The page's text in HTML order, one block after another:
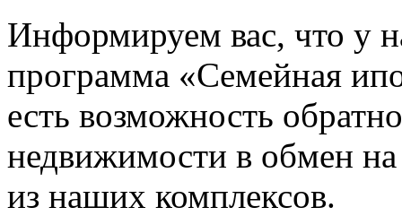
Информируем вас, что у
программа «Семейная
есть возможность
недвижимости в обмен
из наших комплексов.